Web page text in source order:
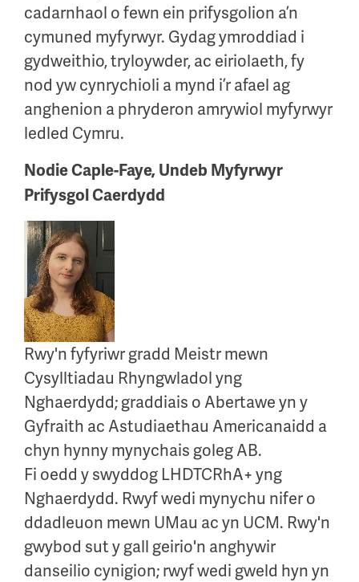
cadarnhaol o fewn ein prifysgolion a’n
cymuned myfyrwyr. Gydag ymroddiad i
gydweithio, tryloywder, ac eiriolaeth, fy
nod yw cynrychioli a mynd i’r afael ag
anghenion a phryderon amrywiol myfyrwyr
ledled Cymru.
Nodie Caple-Faye, Undeb Myfyrwyr
Prifysgol Caerdydd
Rwy'n fyfyriwr gradd Meistr mewn
Cysylltiadau Rhyngwladol yng
Nghaerdydd; graddiais o Abertawe yn y
Gyfraith ac Astudiaethau Americanaidd a
chyn hynny mynychais goleg AB.
Fi oedd y swyddog LHDTCRhA+ yng
Nghaerdydd. Rwyf wedi mynychu nifer o
ddadleuon mewn UMau ac yn UCM. Rwy'n
gwybod sut y gall geirio'n anghywir
danseilio cynigion; rwyf wedi gweld hyn yn